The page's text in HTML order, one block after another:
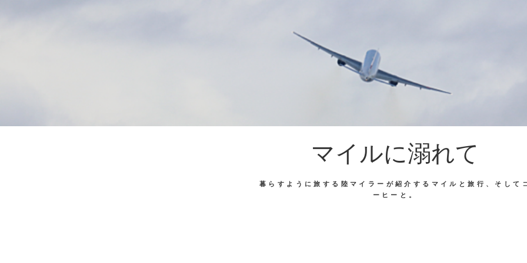
マイルに溺れて
暮らすように旅する陸マイラーが紹介するマイルと旅行、そして
ーヒーと。